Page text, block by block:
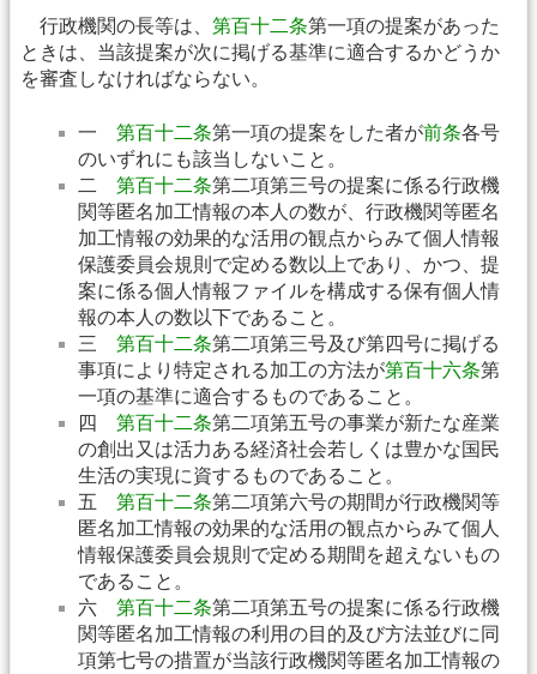
行政機関の長等は、 第百十二条第一項の提案があった
ときは、当該提案が次に掲げる基準に適合するかどうか
を審査しなければならない。
一 第百十二条第一項の提案をした者が前条各号
のいずれにも該当しないこと。
二 第百十二条第二項第三号の提案に係る行政機
関等匿名加工情報の本人の数が、行政機関等匿名
加工情報の効果的な活用の観点からみて個人情報
保護委員会規則で定める数以上であり、かつ、提
案に係る個人情報ファイルを構成する保有個人情
報の本人の数以下であること。
三 第百十二条第二項第三号及び第四号に掲げる
事項により特定される加工の方法が第百十六条第
一項の基準に適合するものであること。
四 第百十二条第二項第五号の事業が新たな産業
の創出又は活力ある経済社会若しくは豊かな国民
生活の実現に資するものであること。
五 第百十二条第二項第六号の期間が行政機関等
匿名加工情報の効果的な活用の観点からみて個人
情報保護委員会規則で定める期間を超えないもの
であること。
六 第百十二条第二項第五号の提案に係る行政機
関等匿名加工情報の利用の目的及び方法並びに同
項第七号の措置が当該行政機関等匿名加工情報の